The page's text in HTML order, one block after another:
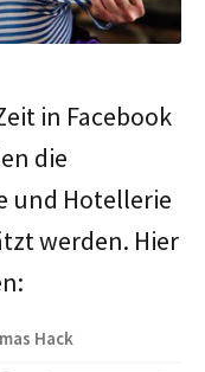
in Facebook
die
und Hotellerie
werden. Hier
Hack